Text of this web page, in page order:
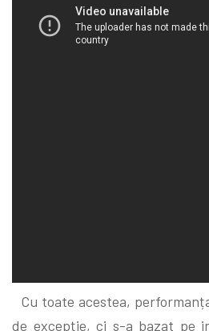
Cu toate acestea,
de excepție, ci s-a bazat pe